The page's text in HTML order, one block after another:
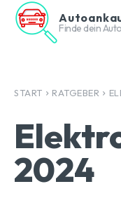
Finde dein
START RATGEBER
2024